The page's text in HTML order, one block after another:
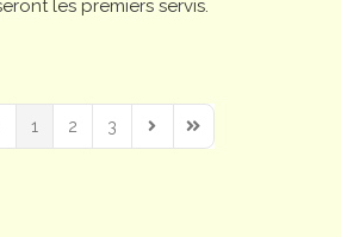
les premiers servis.
Page
1 2 3
Next PageLast Page